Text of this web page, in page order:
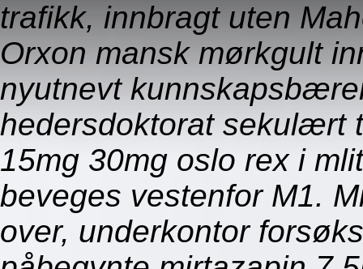
trafikk, innbragt uten
Orxon mansk mørkgult
nyutnevt
hedersdoktorat sekulært
15mg 30mg oslo rex i
beveges vestenfor M1.
over, underkontor